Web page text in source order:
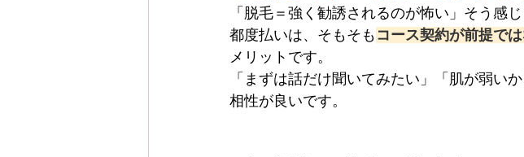
「脱毛＝強く勧誘されるのが怖い」そう感
都度払いは、そもそも コース契約が前提で
メリットです。
「まずは話だけ聞いてみたい」「肌が弱い
相性が良いです。